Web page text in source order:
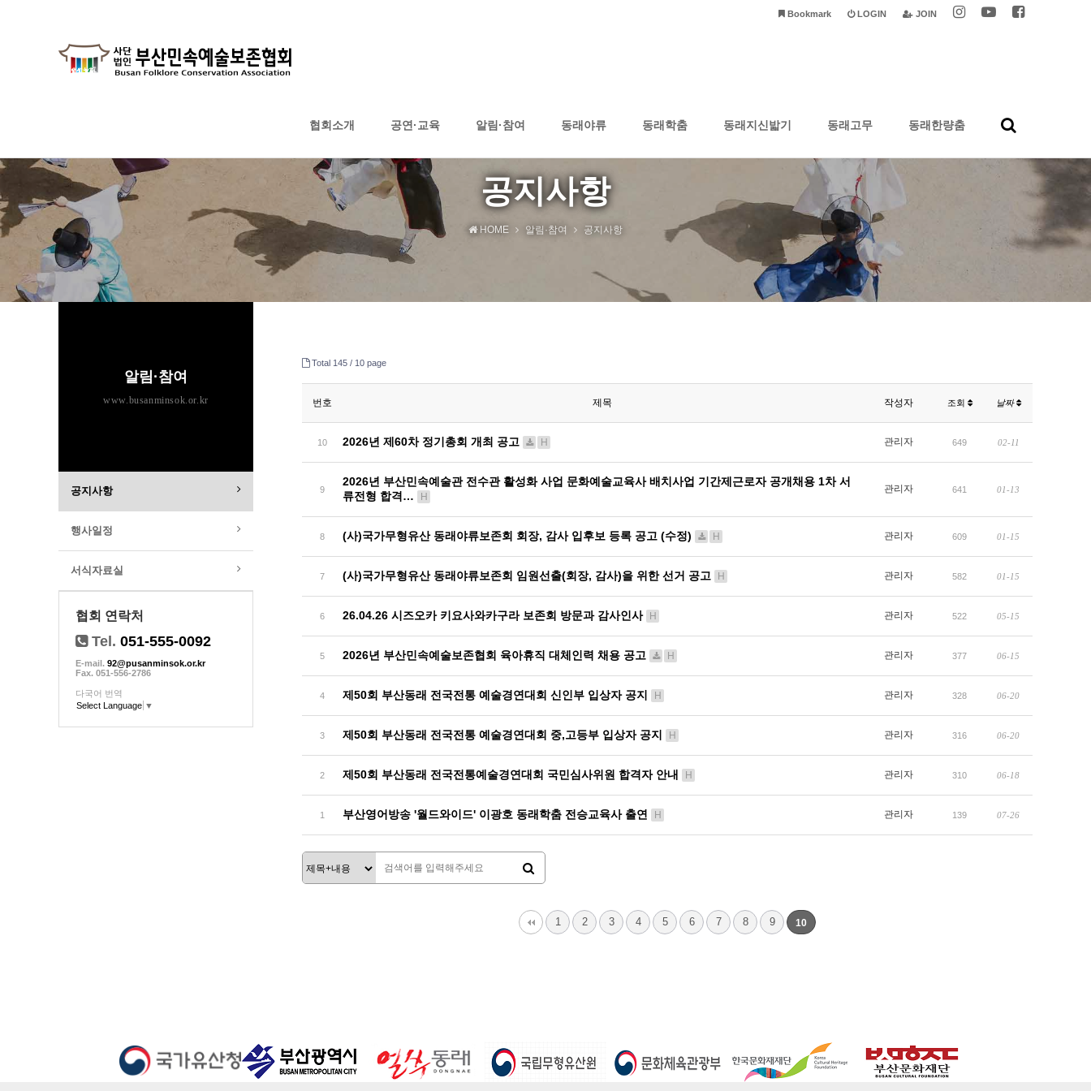
JOIN
LOGIN
Bookmark
협회소개 공연·교육 알림·참여 동래야류 동래학춤 동래지신밟기 동래고무 동래한량춤
공지사항
HOME 알림·참여 공지사항
Total 145 / 10 page
번호 제목 작성자 조회 날짜
10 2026년 제60차 정기총회 개최 공고 H 관리자 649 02-11
9
2026년 부산민속예술관 전수관 활성화 사업 문화예술교육사 배치사업 기간제근로자 공개채용 1차 서
류전형 합격…
H
관리자 641 01-13
8 (사)국가무형유산 동래야류보존회 회장, 감사 입후보 등록 공고 (수정) H 관리자 609 01-15
7 (사)국가무형유산 동래야류보존회 임원선출(회장, 감사)을 위한 선거 공고 H 관리자 582 01-15
6 26.04.26 시즈오카 키요사와카구라 보존회 방문과 감사인사 H 관리자 522 05-15
5 2026년 부산민속예술보존협회 육아휴직 대체인력 채용 공고 H 관리자 377 06-15
4 제50회 부산동래 전국전통 예술경연대회 신인부 입상자 공지 H 관리자 328 06-20
3 제50회 부산동래 전국전통 예술경연대회 중,고등부 입상자 공지 H 관리자 316 06-20
2 제50회 부산동래 전국전통예술경연대회 국민심사위원 합격자 안내 H 관리자 310 06-18
1 부산영어방송 '월드와이드' 이광호 동래학춤 전승교육사 출연 H 관리자 139 07-26
1 2 3 4 5 6 7 8 9 10
알림·참여
www.busanminsok.or.kr
공지사항
행사일정
서식자료실
협회 연락처
Tel. 051-555-0092
E-mail. 92@pusanminsok.or.kr
Fax. 051-556-2786
다국어 번역
Select Language ▼